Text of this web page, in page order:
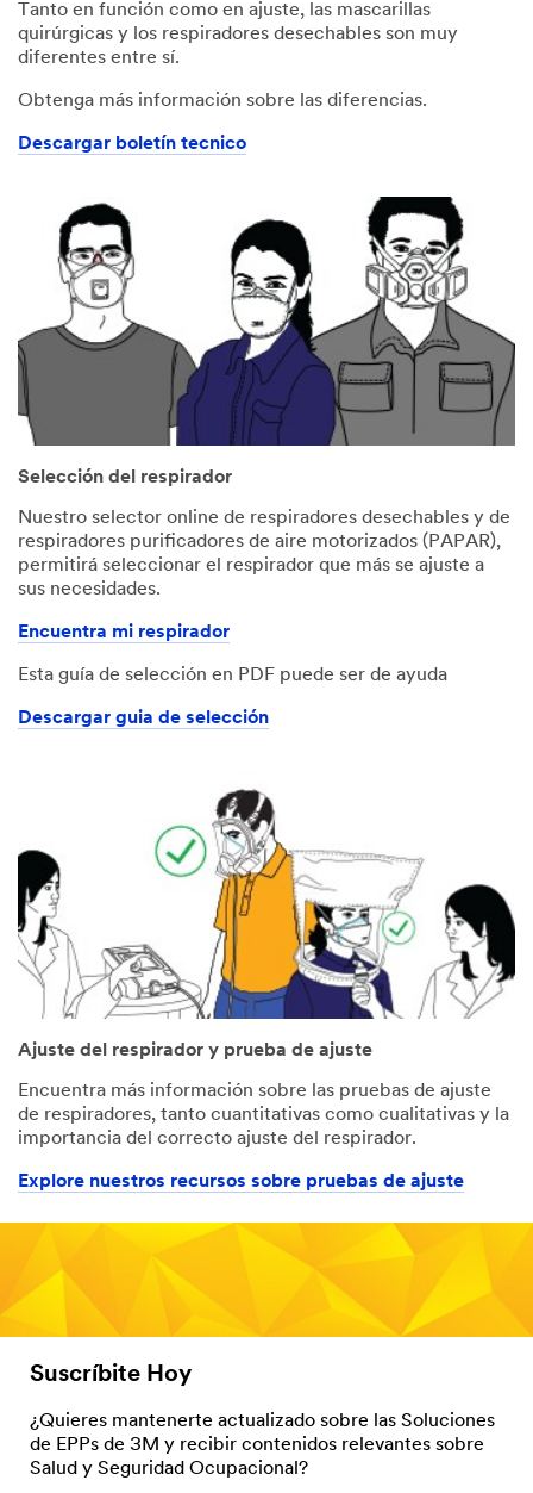
Tanto en función como en ajuste, las mascarillas
quirúrgicas y los respiradores desechables son muy
diferentes entre sí.
Obtenga más información sobre las diferencias.
Descargar boletín tecnico
Selección del respirador
Nuestro selector online de respiradores desechables y de
respiradores purificadores de aire motorizados (PAPAR),
permitirá seleccionar el respirador que más se ajuste a
sus necesidades.
Encuentra mi respirador
Esta guía de selección en PDF puede ser de ayuda
Descargar guia de selección
Ajuste del respirador y prueba de ajuste
Encuentra más información sobre las pruebas de ajuste
de respiradores, tanto cuantitativas como cualitativas y la
importancia del correcto ajuste del respirador.
Explore nuestros recursos sobre pruebas de ajuste
Suscríbite Hoy
¿Quieres mantenerte actualizado sobre las Soluciones
de EPPs de 3M y recibir contenidos relevantes sobre
Salud y Seguridad Ocupacional?